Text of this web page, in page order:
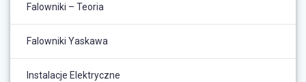
Falowniki – Teoria
Falowniki Yaskawa
Instalacje Elektryczne